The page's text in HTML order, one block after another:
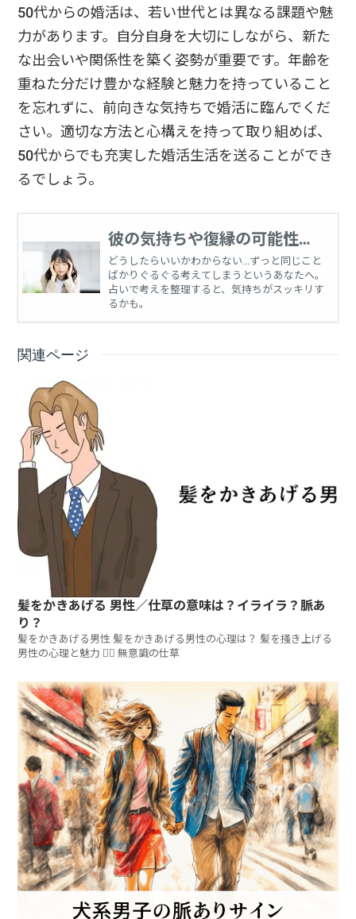
50代からの婚活は、若い世代とは異なる課題や魅
力があります。自分自身を大切にしながら、新た
な出会いや関係性を築く姿勢が重要です。年齢を
重ねた分だけ豊かな経験と魅力を持っていること
を忘れずに、前向きな気持ちで婚活に臨んでくだ
さい。適切な方法と心構えを持って取り組めば、
50代からでも充実した婚活生活を送ることができ
るでしょう。
彼の気持ちや復縁の可能性、
恋愛に関する悩みを占う
どうしたらいいかわからない…ずっと同じこと
ばかりぐるぐる考えてしまうというあなたへ。
占いで考えを整理すると、気持ちがスッキリす
るかも。
関連ページ
髪をかきあげる 男性／仕草の意味は？イライラ？脈あ
り？
髪をかきあげる男性 髪をかきあげる男性の心理は？ 髪を掻き上げる
男性の心理と魅力 💇‍♂️ 無意識の仕草